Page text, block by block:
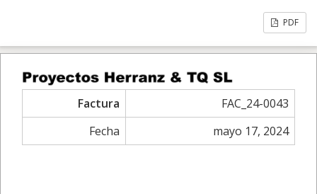
PDF
Factura
FAC_24-0043
Fecha
mayo 17, 2024